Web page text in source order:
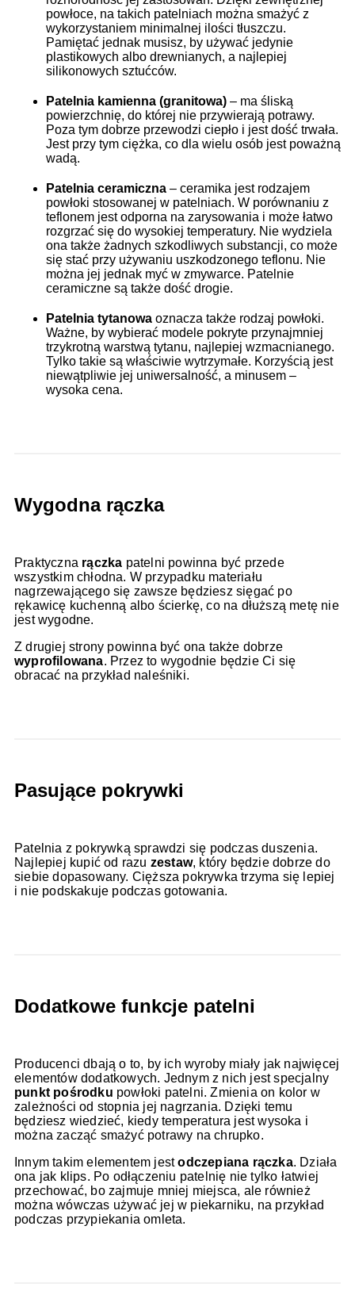
powłoce, na takich patelniach można smażyć z
wykorzystaniem minimalnej ilości tłuszczu.
Pamiętać jednak musisz, by używać jedynie
plastikowych albo drewnianych, a najlepiej
silikonowych sztućców.
Patelnia kamienna (granitowa) – ma śliską
powierzchnię, do której nie przywierają potrawy.
Poza tym dobrze przewodzi ciepło i jest dość trwała.
Jest przy tym ciężka, co dla wielu osób jest poważną
wadą.
Patelnia ceramiczna – ceramika jest rodzajem
powłoki stosowanej w patelniach. W porównaniu z
teflonem jest odporna na zarysowania i może łatwo
rozgrzać się do wysokiej temperatury. Nie wydziela
ona także żadnych szkodliwych substancji, co może
się stać przy używaniu uszkodzonego teflonu. Nie
można jej jednak myć w zmywarce. Patelnie
ceramiczne są także dość drogie.
Patelnia tytanowa oznacza także rodzaj powłoki.
Ważne, by wybierać modele pokryte przynajmniej
trzykrotną warstwą tytanu, najlepiej wzmacnianego.
Tylko takie są właściwie wytrzymałe. Korzyścią jest
niewątpliwie jej uniwersalność, a minusem –
wysoka cena.
Wygodna rączka
Praktyczna rączka patelni powinna być przede
wszystkim chłodna. W przypadku materiału
nagrzewającego się zawsze będziesz sięgać po
rękawicę kuchenną albo ścierkę, co na dłuższą metę nie
jest wygodne.
Z drugiej strony powinna być ona także dobrze
wyprofilowana. Przez to wygodnie będzie Ci się
obracać na przykład naleśniki.
Pasujące pokrywki
Patelnia z pokrywką sprawdzi się podczas duszenia.
Najlepiej kupić od razu zestaw, który będzie dobrze do
siebie dopasowany. Cięższa pokrywka trzyma się lepiej
i nie podskakuje podczas gotowania.
Dodatkowe funkcje patelni
Producenci dbają o to, by ich wyroby miały jak najwięcej
elementów dodatkowych. Jednym z nich jest specjalny
punkt pośrodku powłoki patelni. Zmienia on kolor w
zależności od stopnia jej nagrzania. Dzięki temu
będziesz wiedzieć, kiedy temperatura jest wysoka i
można zacząć smażyć potrawy na chrupko.
Innym takim elementem jestodczepiana rączka. Działa
ona jak klips. Po odłączeniu patelnię nie tylko łatwiej
przechować, bo zajmuje mniej miejsca, ale również
można wówczas używać jej w piekarniku, na przykład
podczas przypiekania omleta.